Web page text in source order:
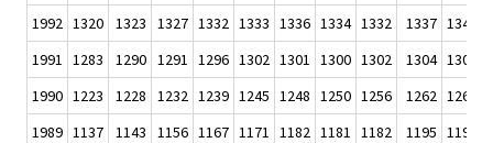
1992 1320 1323 1327 1332 1333 1336 1334 1332 1337 1342
1991 1283 1290 1291 1296 1302 1301 1300 1302 1304 1306
1990 1223 1228 1232 1239 1245 1248 1250 1256 1262 1266
1989 1137 1143 1156 1167 1171 1182 1181 1182 1195 1199